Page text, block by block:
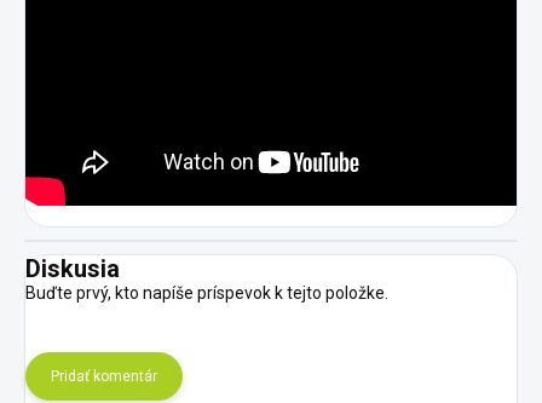
Diskusia
Buďte prvý, kto napíše príspevok k tejto položke.
Pridať komentár